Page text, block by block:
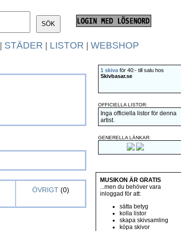
| STÄDER | LISTOR | WEBSHOP
ÖVRIGT(0)
1 skiva för 40:- till salu hos
Skivbasar.se
OFFICIELLA LISTOR:
Inga officiella listor för denna
artist.
GENERELLA LÄNKAR:
MUSIKON ÄR GRATIS
...men du behöver vara
inloggad för att:
sätta betyg
kolla listor
skapa skivsamling
köpa skivor